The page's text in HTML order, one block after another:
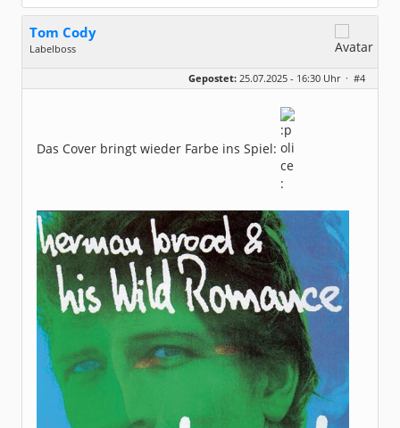
Tom Cody
Labelboss
Alter:
70
Gepostet: 25.07.2025 - 16:30 Uhr · #4
Das Cover bringt wieder Farbe ins Spiel: